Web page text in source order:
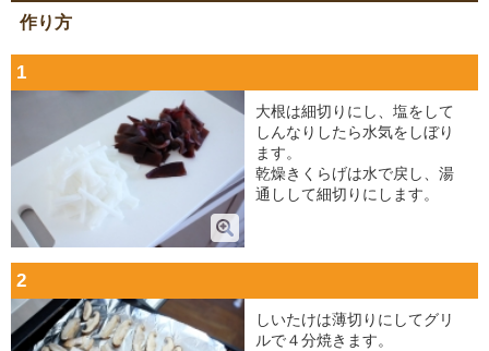
作り方
1
大根は細切りにし、塩をして
しんなりしたら水気をしぼり
ます。
乾燥きくらげは水で戻し、湯
通しして細切りにします。
2
しいたけは薄切りにしてグリ
ルで４分焼きます。